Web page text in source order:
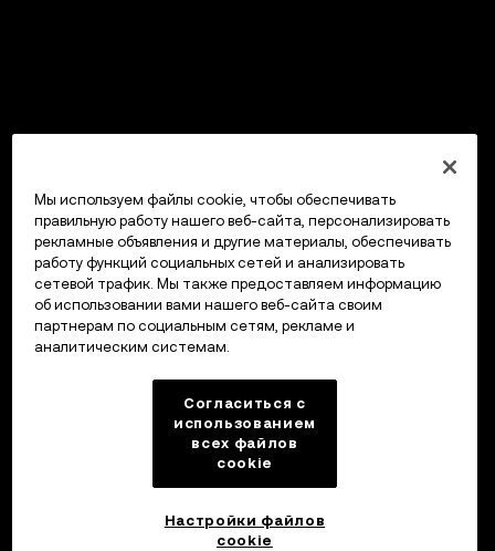
Мы используем файлы cookie, чтобы обеспечивать
правильную работу нашего веб-сайта, персонализировать
рекламные объявления и другие материалы, обеспечивать
работу функций социальных сетей и анализировать
сетевой трафик. Мы также предоставляем информацию
об использовании вами нашего веб-сайта своим
партнерам по социальным сетям, рекламе и
аналитическим системам.
Согласиться с
использованием
всех файлов
cookie
Настройки файлов
cookie